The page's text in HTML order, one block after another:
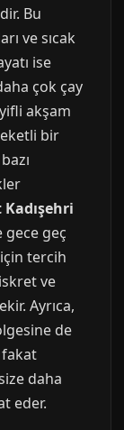
Bu
ve sıcak
ise
çok çay
akşam
bir
Kadışehri
geç
tercih
ve
Ayrıca,
de
daha
eder.